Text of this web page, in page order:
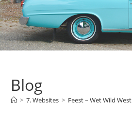
Blog
> 7. Websites > Feest – Wet Wild West